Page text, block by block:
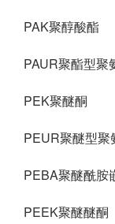
PAK聚醇酸酯
PAUR聚酯型聚
PEK聚醚酮
PEUR聚醚型聚
PEBA聚醚酰胺
PEEK聚醚醚酮